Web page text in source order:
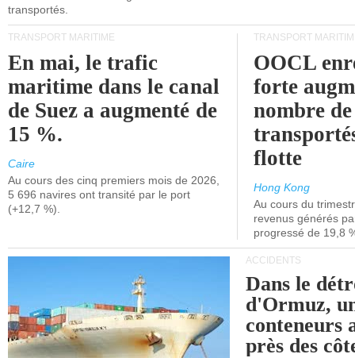
transportés.
TRANSPORT MARITIME
En mai, le trafic
maritime dans le canal
de Suez a augmenté de
15 %.
Caire
Au cours des cinq premiers mois de 2026,
5 696 navires ont transité par le port
(+12,7 %).
TRANSPORT
OOCL
forte
nombre
flotte
Hong Kong
Au cours du
revenus générés
progressé de 19,8
ACCIDENTS
Dans le
d'Ormuz,
conteneurs
près des